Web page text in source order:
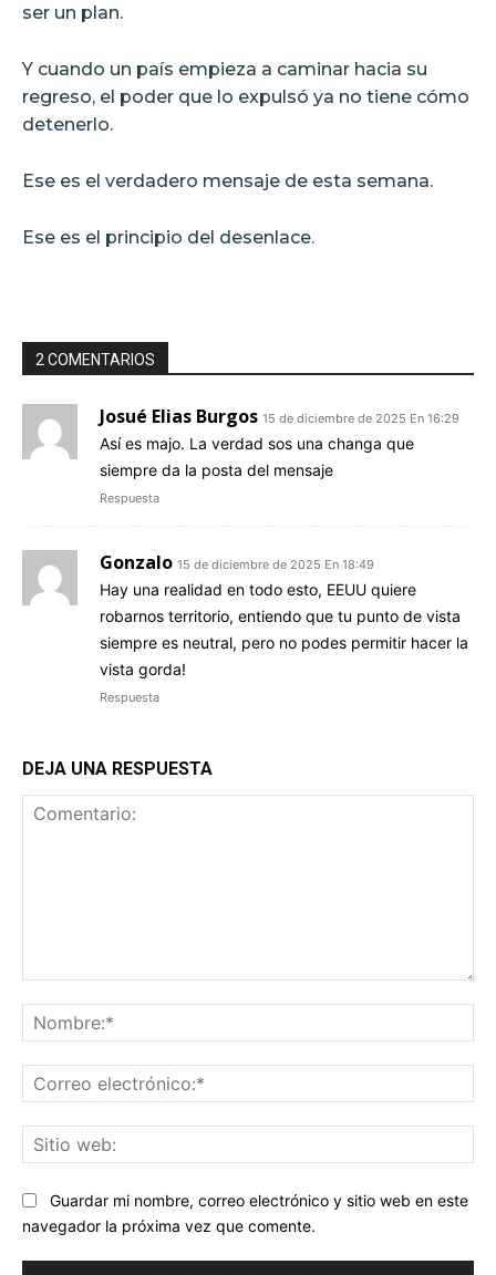
ser un plan.
Y cuando un país empieza a caminar hacia su
regreso, el poder que lo expulsó ya no tiene cómo
detenerlo.
Ese es el verdadero mensaje de esta semana.
Ese es el principio del desenlace.
2 COMENTARIOS
Josué Elias Burgos 15 de diciembre de 2025 En 16:29
Así es majo. La verdad sos una changa que
siempre da la posta del mensaje
Respuesta
Gonzalo 15 de diciembre de 2025 En 18:49
Hay una realidad en todo esto, EEUU quiere
robarnos territorio, entiendo que tu punto de vista
siempre es neutral, pero no podes permitir hacer la
vista gorda!
Respuesta
DEJA UNA RESPUESTA
Guardar mi nombre, correo electrónico y sitio web en este
navegador la próxima vez que comente.